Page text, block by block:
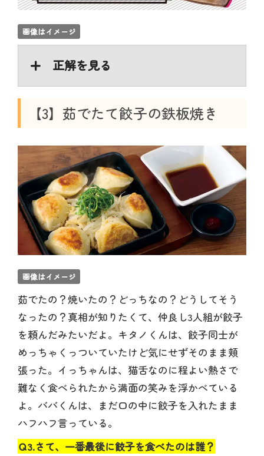
画像はイメージ
正解を見る
【3】茹でたて餃子の鉄板焼き
画像はイメージ
茹でたの？焼いたの？どっちなの？どうしてそう
なったの？真相が知りたくて、仲良し3人組が餃子
を頼んだみたいだよ。キタノくんは、餃子同士が
めっちゃくっついていたけど気にせずそのまま頬
張った。イっちゃんは、猫舌なのに程よい熱さで
難なく食べられたから満面の笑みを浮かべている
よ。ババくんは、まだ口の中に餃子を入れたまま
ハフハフ言っている。
Ｑ3.さて、一番最後に餃子を食べたのは誰？